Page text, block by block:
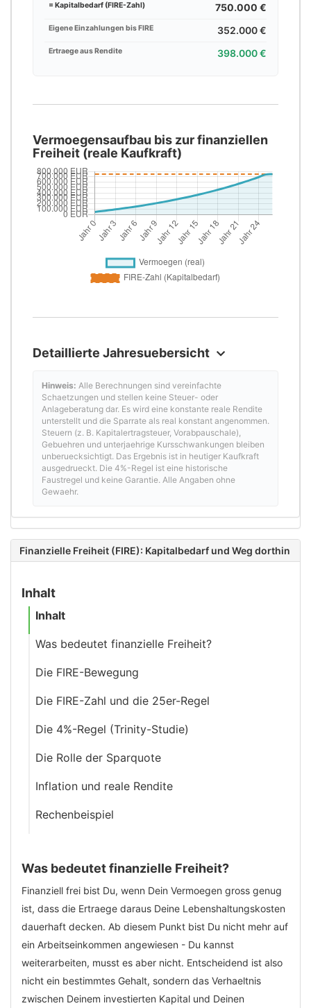
= Kapitalbedarf (FIRE-Zahl) 750.000 €
Eigene Einzahlungen bis FIRE 352.000 €
Ertraege aus Rendite 398.000 €
Vermoegensaufbau bis zur finanziellen
Freiheit (reale Kaufkraft)
Detaillierte Jahresuebersicht
Hinweis: Alle Berechnungen sind vereinfachte
Schaetzungen und stellen keine Steuer- oder
Anlageberatung dar. Es wird eine konstante reale Rendite
unterstellt und die Sparrate als real konstant angenommen.
Steuern (z. B. Kapitalertragsteuer, Vorabpauschale),
Gebuehren und unterjaehrige Kursschwankungen bleiben
unberuecksichtigt. Das Ergebnis ist in heutiger Kaufkraft
ausgedrueckt. Die 4%-Regel ist eine historische
Faustregel und keine Garantie. Alle Angaben ohne
Gewaehr.
Finanzielle Freiheit (FIRE): Kapitalbedarf und Weg dorthin
Inhalt
Inhalt
Was bedeutet finanzielle Freiheit?
Die FIRE-Bewegung
Die FIRE-Zahl und die 25er-Regel
Die 4%-Regel (Trinity-Studie)
Die Rolle der Sparquote
Inflation und reale Rendite
Rechenbeispiel
Was bedeutet finanzielle Freiheit?
Finanziell frei bist Du, wenn Dein Vermoegen gross genug
ist, dass die Ertraege daraus Deine Lebenshaltungskosten
dauerhaft decken. Ab diesem Punkt bist Du nicht mehr auf
ein Arbeitseinkommen angewiesen - Du kannst
weiterarbeiten, musst es aber nicht. Entscheidend ist also
nicht ein bestimmtes Gehalt, sondern das Verhaeltnis
zwischen Deinem investierten Kapital und Deinen